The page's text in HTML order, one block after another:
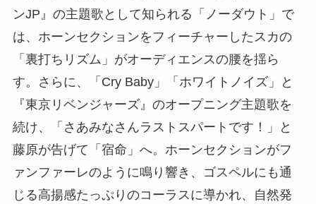
ンJP』の主題歌として知られる「ノーダウト」で
は、ホーンセクションをフィーチャーしたスカの
「裏打ちリズム」がオーディエンスの腰を揺ら
す。さらに、「Cry Baby」「ホワイトノイズ」と
『東京リベンジャーズ』のオープニング主題歌を
続け、「さあみなさんラストスパートです！」と
藤原が告げて「宿命」へ。ホーンセクションがフ
ァンファーレのように鳴り響き、ゴスペルにも通
じる高揚感たっぷりのコーラスに導かれ、自然発